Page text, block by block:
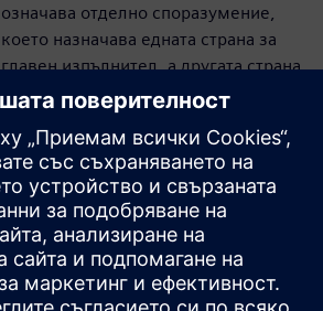
означава отделно споразумение,
което назначава едната страна за
главен изпълнител, а другата страна
за подизпълнител.
означава декларация за работа,
съгласувана взаимно между
страните, която уточнява обхвата
на Услугите, включително, но не
само, целта, разходите, сроковете и
ролите и задълженията на Главния
изпълнител и подизпълнителя,